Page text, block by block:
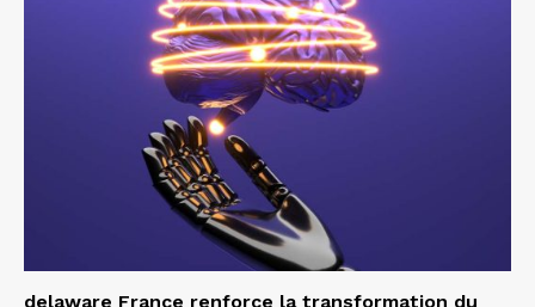
delaware France renforce la transformation du